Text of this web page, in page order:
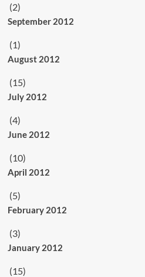
(2)
September 2012
(1)
August 2012
(15)
July 2012
(4)
June 2012
(10)
April 2012
(5)
February 2012
(3)
January 2012
(15)